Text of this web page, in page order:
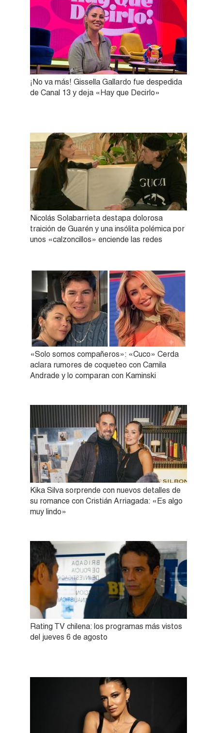
¡No va más! Gissella Gallardo fue despedida
de Canal 13 y deja «Hay que Decirlo»
Nicolás Solabarrieta destapa dolorosa
traición de Guarén y una insólita polémica por
unos «calzoncillos» enciende las redes
«Solo somos compañeros»: «Cuco» Cerda
aclara rumores de coqueteo con Camila
Andrade y lo comparan con Kaminski
Kika Silva sorprende con nuevos detalles de
su romance con Cristián Arriagada: «Es algo
muy lindo»
Rating TV chilena: los programas más vistos
del jueves 6 de agosto